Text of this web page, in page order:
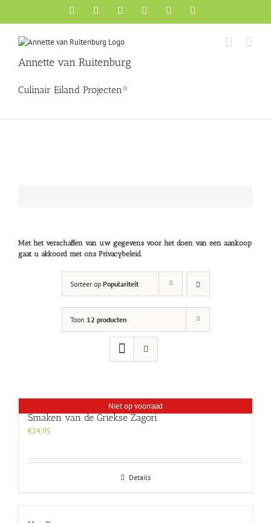
Facebook YouTubeInstagramPinterest
Annette van Ruitenburg
Culinair Eiland Projecten®
Met het verschaffen van uw gegevens voor het doen van een aankoop
gaat u akkoord met ons Privacybeleid.
Sorteer op Populariteit
Toon 12 producten
Niet op voorraad
Smaken van de Griekse Zagori
€24,95
Details